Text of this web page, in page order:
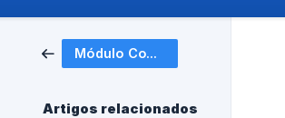
Módulo Contábil
Artigos relacionados